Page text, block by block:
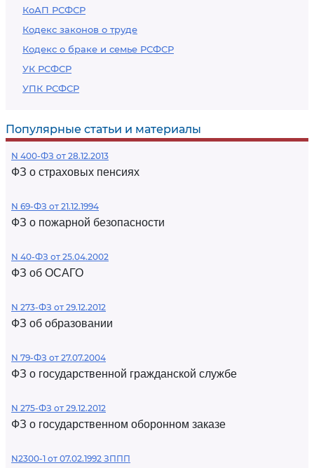
КоАП РСФСР
Кодекс законов о труде
Кодекс о браке и семье РСФСР
УК РСФСР
УПК РСФСР
Популярные статьи и материалы
N 400-ФЗ от 28.12.2013
ФЗ о страховых пенсиях
N 69-ФЗ от 21.12.1994
ФЗ о пожарной безопасности
N 40-ФЗ от 25.04.2002
ФЗ об ОСАГО
N 273-ФЗ от 29.12.2012
ФЗ об образовании
N 79-ФЗ от 27.07.2004
ФЗ о государственной гражданской службе
N 275-ФЗ от 29.12.2012
ФЗ о государственном оборонном заказе
N2300-1 от 07.02.1992 ЗППП